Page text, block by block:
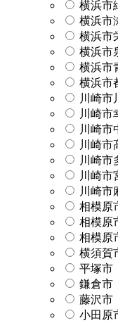
横浜市
横浜市
横浜市
横浜市
横浜市
横浜市
川崎市
川崎市
川崎市
川崎市
川崎市
川崎市
川崎市
相模原
相模原
相模原
横須賀
平塚市
鎌倉市
藤沢市
小田原